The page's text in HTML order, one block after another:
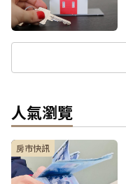
人氣瀏覽
房市快訊